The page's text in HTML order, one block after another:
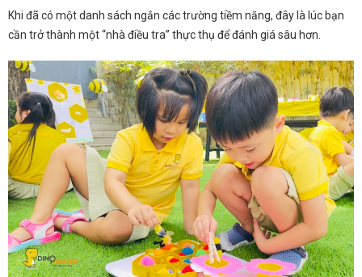
Khi đã có một danh sách ngắn các trường tiềm năng, đây là lúc bạn
cần trở thành một “nhà điều tra” thực thụ để đánh giá sâu hơn.